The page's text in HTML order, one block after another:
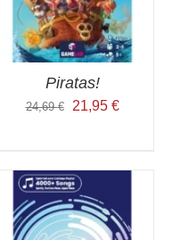
Piratas!
24,69€
Ursprünglicher
24,69 €
21,95 €Aktueller
21,95 €.